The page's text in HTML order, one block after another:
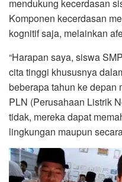
mendukung kecerdasan
Komponen kecerdasan
kognitif saja, melainkan
“Harapan saya, siswa
cita tinggi khususnya
beberapa tahun ke depan
PLN (Perusahaan Listrik
tidak, mereka dapat
lingkungan maupun